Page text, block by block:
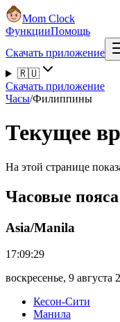
Mom Clock
ФункцииПомощь
Скачать приложение
🇷🇺
Скачать приложение
Часы/Филиппины
Текущее
На этой странице
Часовые
Asia/Manila
17:09:30
воскресенье, 9 августа
Кесон-Сити
Манила